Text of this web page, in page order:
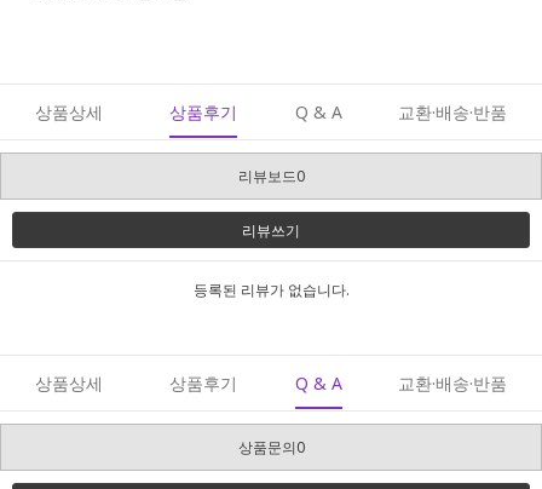
상품상세 상품후기 Q & A 교환·배송·반품
리뷰보드0
리뷰쓰기
등록된 리뷰가 없습니다.
상품상세 상품후기 Q & A 교환·배송·반품
상품문의0